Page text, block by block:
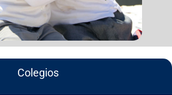
Colegios